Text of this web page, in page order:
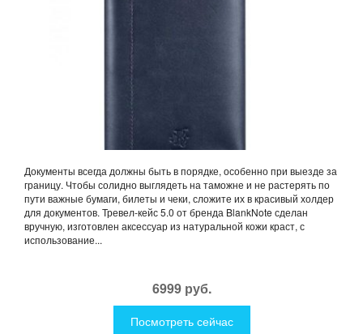
Документы всегда должны быть в порядке, особенно при выезде за
границу. Чтобы солидно выглядеть на таможне и не растерять по
пути важные бумаги, билеты и чеки, сложите их в красивый холдер
для документов. Тревел-кейс 5.0 от бренда BlankNote сделан
вручную, изготовлен аксессуар из натуральной кожи краст, с
использование...
6999 руб.
Посмотреть сейчас